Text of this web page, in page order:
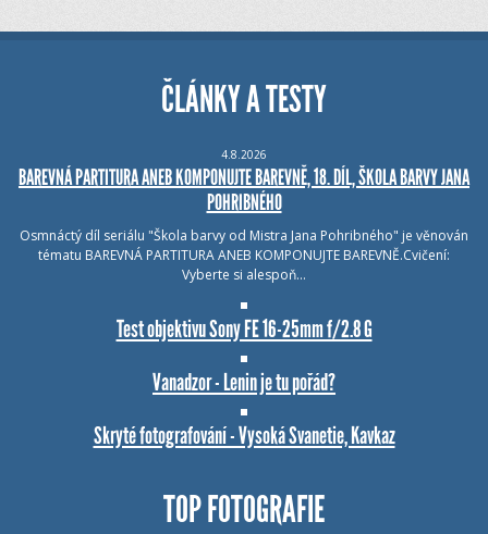
ČLÁNKY A TESTY
4.8.2026
BAREVNÁ PARTITURA ANEB KOMPONUJTE BAREVNĚ, 18. DÍL, ŠKOLA BARVY JANA
POHRIBNÉHO
Osmnáctý díl seriálu "Škola barvy od Mistra Jana Pohribného" je věnován
tématu BAREVNÁ PARTITURA ANEB KOMPONUJTE BAREVNĚ.Cvičení:
Vyberte si alespoň…
Test objektivu Sony FE 16-25mm f/2.8 G
Vanadzor - Lenin je tu pořád?
Skryté fotografování - Vysoká Svanetie, Kavkaz
TOP FOTOGRAFIE